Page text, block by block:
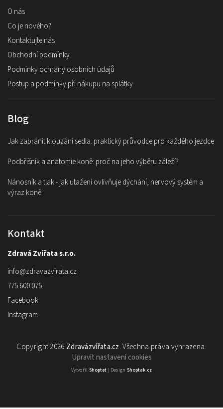
O nás
Co je nového?
Kontaktujte nás
Obchodní podmínky
Podmínky ochrany osobních údajů
Postup a podmínky při nákupu na splátky
Blog
Jak zabránit klouzání sedla: praktický průvodce pro každého jezdce
Podbřišník a anatomie koně: proč na jeho výběru záleží?
Nánosník a tlak - jak utažení ovlivňuje dýchání, nervový systém a
výraz koně
Kontakt
Zdravá Zvířata s.r.o.
info@zdravazvirata.cz
775 600 075
Facebook
Instagram
Copyright 2026 Zdravázvířata.cz. Všechna práva vyhrazena.
Upravit nastavení cookies
Vytvořil Shoptet| Design Shoptak.cz